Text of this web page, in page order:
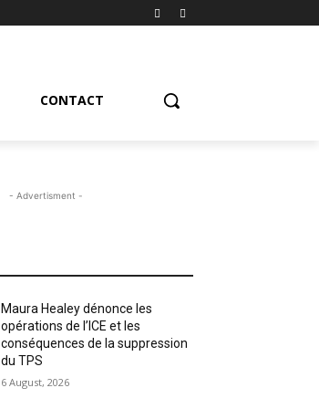
CONTACT
- Advertisment -
Maura Healey dénonce les
opérations de l’ICE et les
conséquences de la suppression
du TPS
6 August, 2026